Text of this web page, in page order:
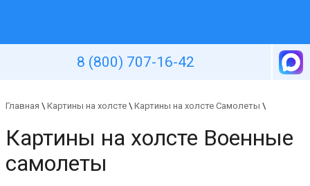
8 (800) 707-16-42
Главная \ Картины на холсте \ Картины на холсте Самолеты \
Картины на холсте Военные
самолеты